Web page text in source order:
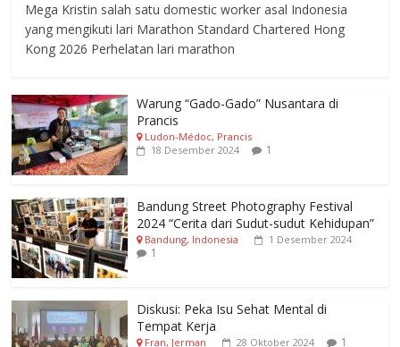
Mega Kristin salah satu domestic worker asal Indonesia
yang mengikuti lari Marathon Standard Chartered Hong
Kong 2026 Perhelatan lari marathon
Warung “Gado-Gado” Nusantara di
Prancis
Ludon-Médoc, Prancis
18 Desember 2024
1
Bandung Street Photography Festival
2024 “Cerita dari Sudut-sudut Kehidupan”
Bandung, Indonesia 1 Desember 2024
1
Diskusi: Peka Isu Sehat Mental di
Tempat Kerja
Fran, Jerman 28 Oktober 2024 1